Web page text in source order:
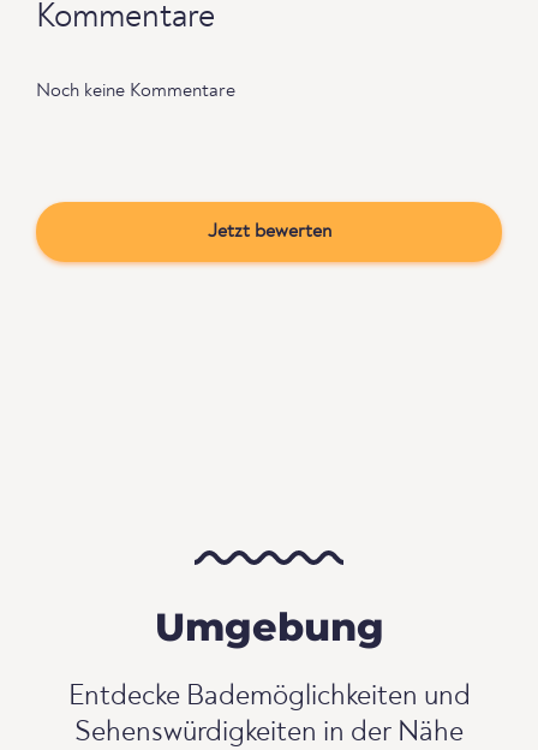
Kommentare
Noch keine Kommentare
Jetzt bewerten
Umgebung
Entdecke Bademöglichkeiten und
Sehenswürdigkeiten in der Nähe